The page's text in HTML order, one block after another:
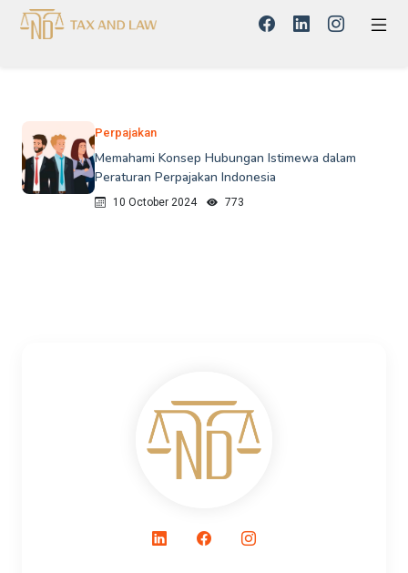
Perpajakan
Memahami Konsep Hubungan Istimewa dalam
Peraturan Perpajakan Indonesia
10 October 2024 773